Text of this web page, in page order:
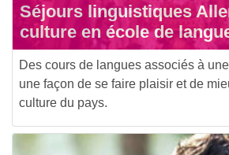
Séjours linguistiques
culture en école de
Des cours de langues associés à
une façon de se faire plaisir et de
culture du pays.